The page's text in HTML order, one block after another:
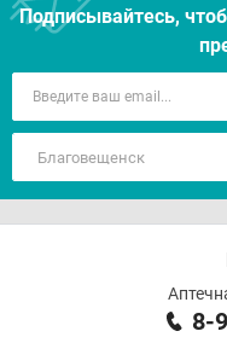
Подписывайтесь,
8-